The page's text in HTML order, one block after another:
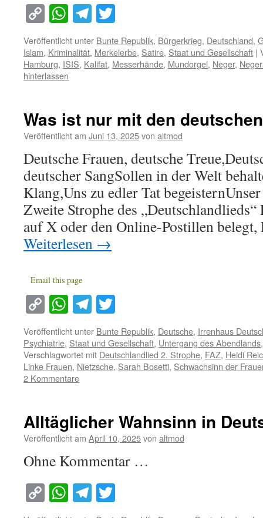
Copy
Link
WhatsApp
Telegram
Veröffentlicht unter Bunte Republik, Bürgerkrieg, Deutschland,
Islam, Kriminalität, Merkelerbe, Satire, Staat und Gesellschaft |
Hamburg, ISIS, Kalifat, Messerhände, Mundorgel, Neger,
hinterlassen
Was ist nur mit den
Veröffentlicht am Juni 13, 2025von altmod
Deutsche Frauen, deutsche
deutscher SangSollen in der Welt
Klang,Uns zu edler Tat
Zweite Strophe des
auf X oder den Online-Postillen
Weiterlesen →
Email this page
Copy
Link
WhatsApp
Telegram
Veröffentlicht unter Bunte Republik, Deutsche, Irrenhaus
Psychiatrie, Staat und Gesellschaft, Untergang des Abendlands
Verschlagwortet mit Deutschlandlied 2. Strophe, FAZ, Heidi
Linke Frauen, Nietzsche, Sarah Bosetti, Schwachsinn der
2 Kommentare
Alltäglicher Wahnsinn in
Veröffentlicht am April 10, 2025von altmod
Ohne Kommentar …
Copy
Link
WhatsApp
Telegram